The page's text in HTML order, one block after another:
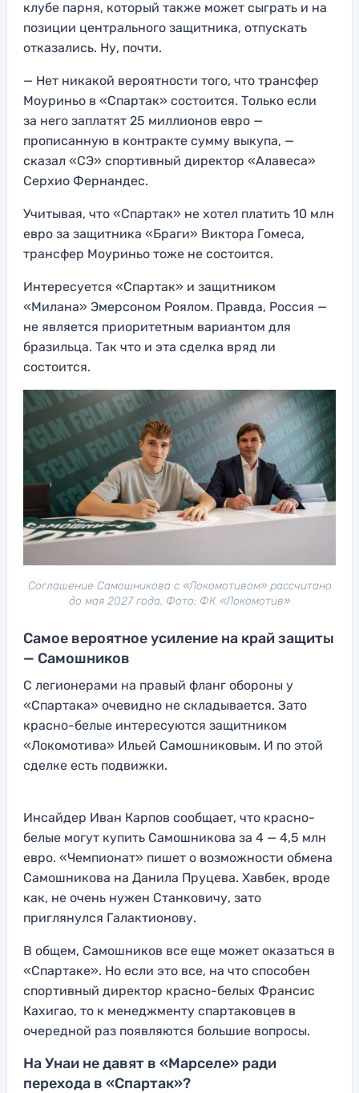
клубе парня, который также может сыграть и на
позиции центрального защитника, отпускать
отказались. Ну, почти.
— Нет никакой вероятности того, что трансфер
Моуриньо в «Спартак» состоится. Только если
за него заплатят 25 миллионов евро —
прописанную в контракте сумму выкупа, —
сказал «СЭ» спортивный директор «Алавеса»
Серхио Фернандес.
Учитывая, что «Спартак» не хотел платить 10 млн
евро за защитника «Браги» Виктора Гомеса,
трансфер Моуриньо тоже не состоится.
Интересуется «Спартак» и защитником
«Милана» Эмерсоном Роялом. Правда, Россия —
не является приоритетным вариантом для
бразильца. Так что и эта сделка вряд ли
состоится.
Соглашение Самошникова с «Локомотивом» рассчитано
до мая 2027 года. Фото: ФК «Локомотив»
Самое вероятное усиление на край защиты
— Самошников
С легионерами на правый фланг обороны у
«Спартака» очевидно не складывается. Зато
красно-белые интересуются защитником
«Локомотива» Ильей Самошниковым. И по этой
сделке есть подвижки.
Инсайдер Иван Карпов сообщает, что красно-
белые могут купить Самошникова за 4 — 4,5 млн
евро. «Чемпионат» пишет о возможности обмена
Самошникова на Данила Пруцева. Хавбек, вроде
как, не очень нужен Станковичу, зато
приглянулся Галактионову.
В общем, Самошников все еще может оказаться в
«Спартаке». Но если это все, на что способен
спортивный директор красно-белых Франсис
Кахигао, то к менеджменту спартаковцев в
очередной раз появляются большие вопросы.
На Унаи не давят в «Марселе» ради
перехода в «Спартак»?